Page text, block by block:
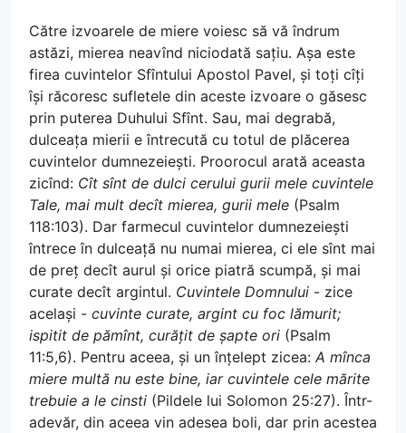
Către izvoarele de miere voiesc să vă îndrum
astăzi, mierea neavînd niciodată sațiu. Așa este
firea cuvintelor Sfîntului Apostol Pavel, și toți cîți
își răcoresc sufletele din aceste izvoare o găsesc
prin puterea Duhului Sfînt. Sau, mai degrabă,
dulceața mierii e întrecută cu totul de plăcerea
cuvintelor dumnezeiești. Proorocul arată aceasta
zicînd: Cît sînt de dulci cerului gurii mele cuvintele
Tale, mai mult decît mierea, gurii mele (Psalm
118:103). Dar farmecul cuvintelor dumnezeiești
întrece în dulceață nu numai mierea, ci ele sînt mai
de preț decît aurul și orice piatră scumpă, și mai
curate decît argintul. Cuvintele Domnului - zice
același - cuvinte curate, argint cu foc lămurit;
ispitit de pămînt, curățit de șapte ori (Psalm
11:5,6). Pentru aceea, și un înțelept zicea: A mînca
miere multă nu este bine, iar cuvintele cele mărite
trebuie a le cinsti (Pildele lui Solomon 25:27). Într-
adevăr, din aceea vin adesea boli, dar prin acestea